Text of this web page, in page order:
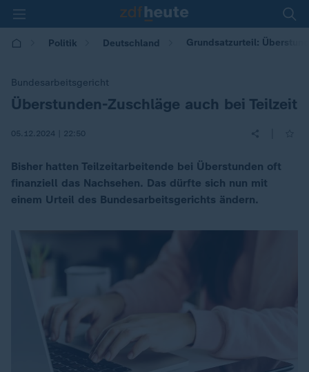
Politik Deutschland Grundsatzurteil:
Bundesarbeitsgericht
:Überstunden-Zuschläge auch bei Teilzeit
05.12.2024 | 22:50
Bisher hatten Teilzeitarbeitende bei Überstunden oft
finanziell das Nachsehen. Das dürfte sich nun mit
einem Urteil des Bundesarbeitsgerichts ändern.